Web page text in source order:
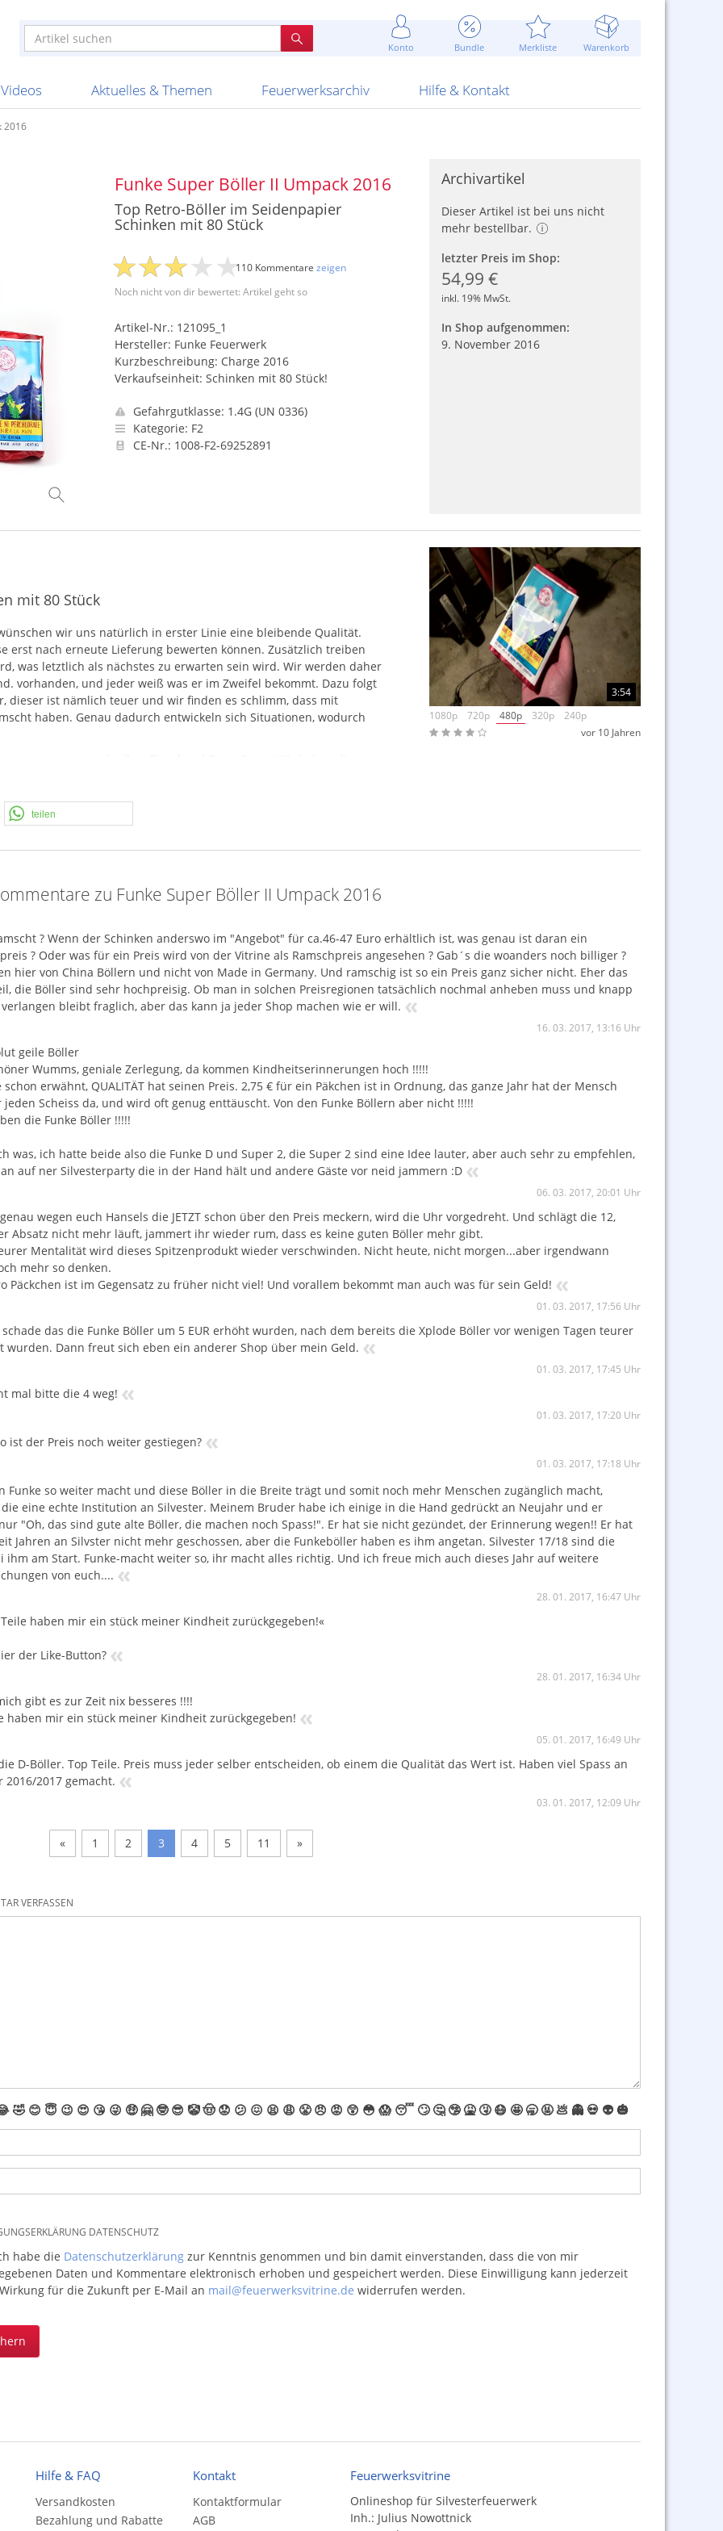
Konto Bundle Merkliste Warenkorb
Schallerzeuger P1
Feuerwerk T1
Schachteln und Attrappen
Streich- und Bengalhölzer
Blitzschnell...
Sommerpreise u.v.m.
Videos
Knallkörper
Batterien
Aktuelles & Themen
Ladenverkauf 2024
20 Jahre Feuerwerksvitrine
Ausnahmegenehmigung
Sammlertreffen
Feuerwerksarchiv
Fireworks Apel Feuerwerk Argento Feuerwerk ARS Pirotecnia
BKV Vuurwerk Bothmer Pyrotechnik
Hilfe & Kontakt
Bestellschluss
Altersnachweis
Versanddienste
Gewerbetreibende
Kontaktformular
AGB
2016
Funke Super Böller II Umpack 2016
Top Retro-Böller im Seidenpapier
Schinken mit 80 Stück
Noch nicht von dir bewertet: Artikel geht so
110 Kommentare zeigen
Artikel-Nr.: 121095_1
Hersteller: Funke Feuerwerk
Kurzbeschreibung: Charge 2016
Verkaufseinheit: Schinken mit 80 Stück!
Gefahrgutklasse: 1.4G (UN 0336)
Kategorie: F2
CE-Nr.: 1008-F2-69252891
Archivartikel
Dieser Artikel ist bei uns nicht
mehr bestellbar.
letzter Preis im Shop:
54,99 €
inkl. 19% MwSt.
In Shop aufgenommen:
9. November 2016
mit 80 Stück
wir uns natürlich in erster Linie eine bleibende Qualität.
erst nach erneute Lieferung bewerten können. Zusätzlich treiben
was letztlich als nächstes zu erwarten sein wird. Wir werden daher
vorhanden, und jeder weiß was er im Zweifel bekommt. Dazu folgt
dieser ist nämlich teuer und wir finden es schlimm, dass mit
haben. Genau dadurch entwickeln sich Situationen, wodurch
um eine gute gelungene Variante eines Retro-Böllers. Es geht los
und originaler Geruch, echt
die lange Pulverkammer, hier ist wirklich der Wille erkennbar,
Bereich des Böllers verhindert. doch manchmal klappt es dann
hier etwas entgegen zu setzen.
teilen
3:54
1080p
720p 480p 320p
240p
vor 10 Jahren
zu Funke Super Böller II Umpack 2016
? Wenn der Schinken anderswo im "Angebot" für ca.46-47 Euro erhältlich ist, was genau ist daran ein
? Oder was für ein Preis wird von der Vitrine als Ramschpreis angesehen ? Gab´s die woanders noch billiger ?
hier von China Böllern und nicht von Made in Germany. Und ramschig ist so ein Preis ganz sicher nicht. Eher das
die Böller sind sehr hochpreisig. Ob man in solchen Preisregionen tatsächlich nochmal anheben muss und knapp
verlangen bleibt fraglich, aber das kann ja jeder Shop machen wie er will. «
16. 03. 2017, 13:16 Uhr
geile Böller
Wumms, geniale Zerlegung, da kommen Kindheitserinnerungen hoch !!!!!
schon erwähnt, QUALITÄT hat seinen Preis. 2,75 € für ein Päkchen ist in Ordnung, das ganze Jahr hat der Mensch
jeden Scheiss da, und wird oft genug enttäuscht. Von den Funke Böllern aber nicht !!!!!
die Funke Böller !!!!!
was, ich hatte beide also die Funke D und Super 2, die Super 2 sind eine Idee lauter, aber auch sehr zu empfehlen,
auf ner Silvesterparty die in der Hand hält und andere Gäste vor neid jammern :D «
06. 03. 2017, 20:01 Uhr
wegen euch Hansels die JETZT schon über den Preis meckern, wird die Uhr vorgedreht. Und schlägt die 12,
Absatz nicht mehr läuft, jammert ihr wieder rum, dass es keine guten Böller mehr gibt.
Mentalität wird dieses Spitzenprodukt wieder verschwinden. Nicht heute, nicht morgen...aber irgendwann
mehr so denken.
Päckchen ist im Gegensatz zu früher nicht viel! Und vorallem bekommt man auch was für sein Geld! «
01. 03. 2017, 17:56 Uhr
schade das die Funke Böller um 5 EUR erhöht wurden, nach dem bereits die Xplode Böller vor wenigen Tagen teurer
wurden. Dann freut sich eben ein anderer Shop über mein Geld. «
01. 03. 2017, 17:45 Uhr
mal bitte die 4 weg! «
01. 03. 2017, 17:20 Uhr
ist der Preis noch weiter gestiegen? «
01. 03. 2017, 17:18 Uhr
Funke so weiter macht und diese Böller in die Breite trägt und somit noch mehr Menschen zugänglich macht,
eine echte Institution an Silvester. Meinem Bruder habe ich einige in die Hand gedrückt an Neujahr und er
"Oh, das sind gute alte Böller, die machen noch Spass!". Er hat sie nicht gezündet, der Erinnerung wegen!! Er hat
Jahren an Silvster nicht mehr geschossen, aber die Funkeböller haben es ihm angetan. Silvester 17/18 sind die
ihm am Start. Funke-macht weiter so, ihr macht alles richtig. Und ich freue mich auch dieses Jahr auf weitere
von euch.... «
28. 01. 2017, 16:47 Uhr
haben mir ein stück meiner Kindheit zurückgegeben!«
der Like-Button? «
28. 01. 2017, 16:34 Uhr
gibt es zur Zeit nix besseres !!!!
haben mir ein stück meiner Kindheit zurückgegeben! «
05. 01. 2017, 16:49 Uhr
D-Böller. Top Teile. Preis muss jeder selber entscheiden, ob einem die Qualität das Wert ist. Haben viel Spass an
2016/2017 gemacht. «
03. 01. 2017, 12:09 Uhr
« 1 2 3 4 5 11 »
VERFASSEN
🤣 😊 😇 😉 😍 😘 😜 🤑 🤗 🤓 😎 🤡🤠 😟 😕 😖 😫 😩 😤 😠 😡 😲 😳 😱 😴 🙄 🤔 🤥 🤮 🤧 😷 🤩 🥱 🤬 💩 👻 💀 👽 🎃
DATENSCHUTZ
habe die Datenschutzerklärungzur Kenntnis genommen und bin damit einverstanden, dass die von mir
Daten und Kommentare elektronisch erhoben und gespeichert werden. Diese Einwilligung kann jederzeit
für die Zukunft per E-Mail an mail@feuerwerksvitrine.de widerrufen werden.
Hilfe & FAQ
Versandkosten
Bezahlung und Rabatte
Kontakt
Kontaktformular
AGB
Feuerwerksvitrine
Onlineshop für Silvesterfeuerwerk
Inh.: Julius Nowottnick